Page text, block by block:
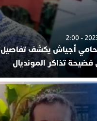
أجياش يكشف تفاصيل
تذاكر المونديال